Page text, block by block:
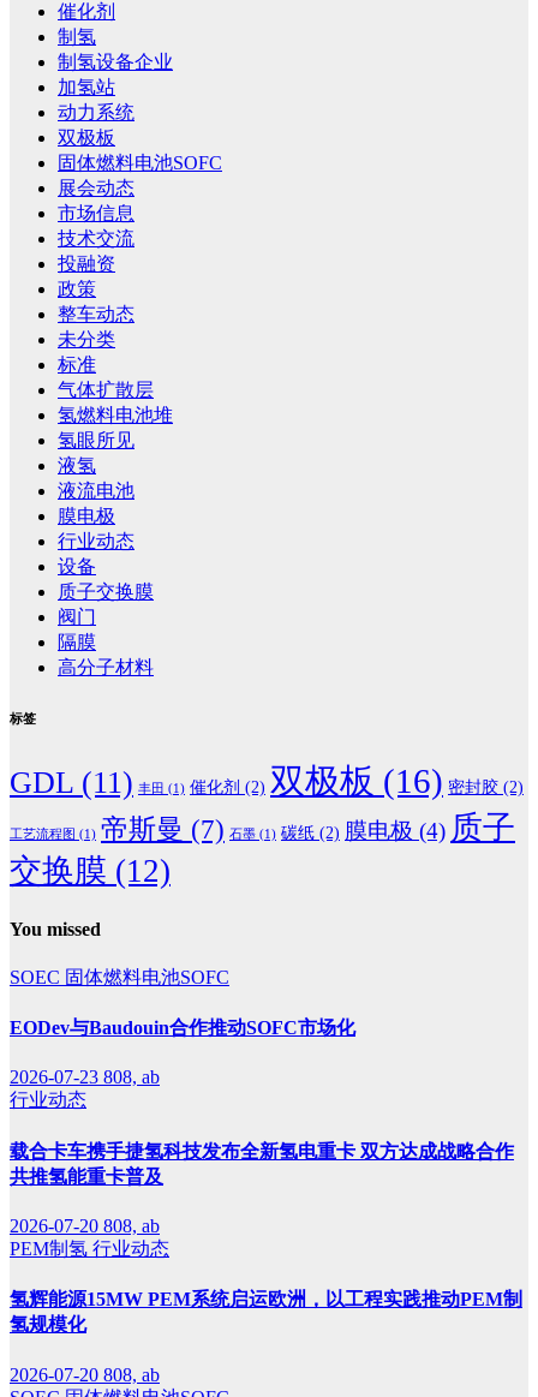
催化剂
制氢
制氢设备企业
加氢站
动力系统
双极板
固体燃料电池SOFC
展会动态
市场信息
技术交流
投融资
政策
整车动态
未分类
标准
气体扩散层
氢燃料电池堆
氢眼所见
液氢
液流电池
膜电极
行业动态
设备
质子交换膜
阀门
隔膜
高分子材料
标签
GDL (11) 丰田 (1) 催化剂 (2) 双极板 (16) 密封胶 (2)
工艺流程图 (1) 帝斯曼 (7) 石墨 (1) 碳纸 (2) 膜电极 (4) 质子
交换膜 (12)
You missed
SOEC 固体燃料电池SOFC
EODev与Baudouin合作推动SOFC市场化
2026-07-23 808, ab
行业动态
载合卡车携手捷氢科技发布全新氢电重卡 双方达成战略合作
共推氢能重卡普及
2026-07-20 808, ab
PEM制氢 行业动态
氢辉能源15MW PEM系统启运欧洲，以工程实践推动PEM制
氢规模化
2026-07-20 808, ab